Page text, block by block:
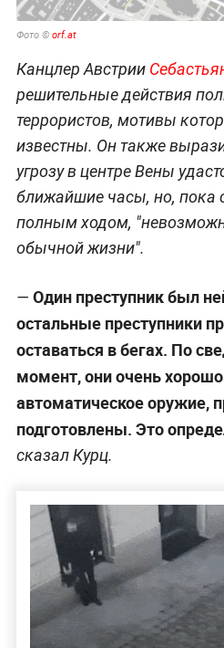
Фото © orf.at
Канцлер Австрии
решительные действия
террористов, мотивы
известны. Он также
угрозу в центре Вены
ближайшие часы, но, пока
полным ходом,
обычной жизни".
— Один преступник был
остальные преступники
оставаться в бегах. По
момент, они очень
автоматическое оружие,
подготовлены. Это
сказал Курц.